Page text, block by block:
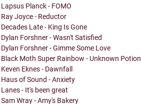
Lapsus Planck - FOMO
Ray Joyce - Reductor
Decades Late - King Is Gone
Dylan Forshner - Wasn't Satisfied
Dylan Forshner - Gimme Some Love
Black Moth Super Rainbow - Unknown Potion
Keven Eknes - Dawnfall
Haus of Sound - Anxiety
Lanes - It's been great
Sam Wray - Amy's Bakery